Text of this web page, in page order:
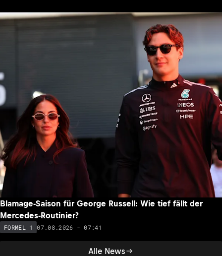
Alle News
Blamage-Saison für George Russell: Wie tief fällt der
Mercedes-Routinier?
FORMEL 1 07.08.2026 - 07:41